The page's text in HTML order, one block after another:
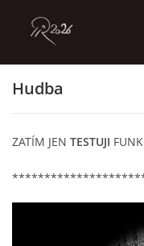
ÚVOD
GALERIE
Hudba
ZATÍM JEN TESTUJI